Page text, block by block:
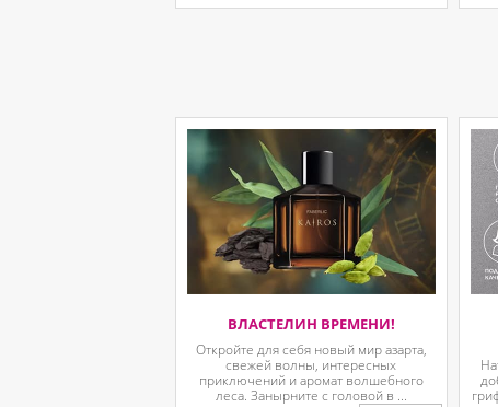
ВЛАСТЕЛИН ВРЕМЕНИ!
Откройте для себя новый мир азарта,
свежей волны, интересных
приключений и аромат волшебного
леса. Занырните с головой в ...